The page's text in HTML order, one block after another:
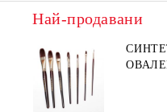
Най-продавани